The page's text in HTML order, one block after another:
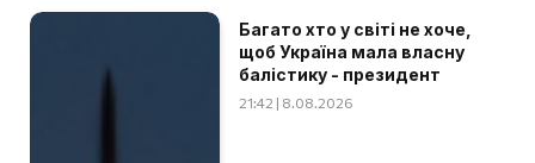
Багато хто у світі не хоче,
щоб Україна мала власну
балістику - президент
21:42 | 8.08.2026